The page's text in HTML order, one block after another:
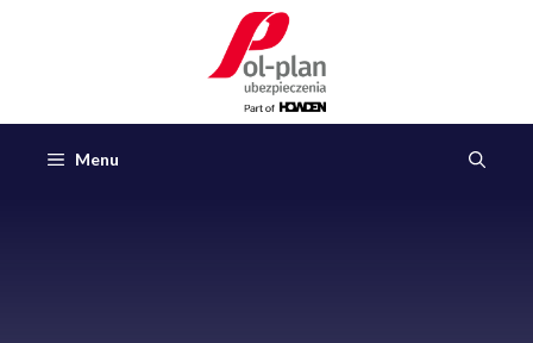
Menu